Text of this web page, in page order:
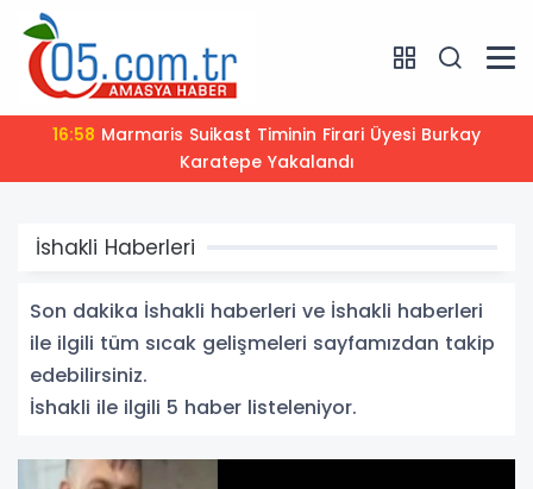
16:58
Karatepe Yakalandı
İshakli Haberleri
Son dakika İshakli haberleri ve İshakli haberleri
ile ilgili tüm sıcak gelişmeleri sayfamızdan takip
edebilirsiniz.
İshakli ile ilgili 5 haber listeleniyor.